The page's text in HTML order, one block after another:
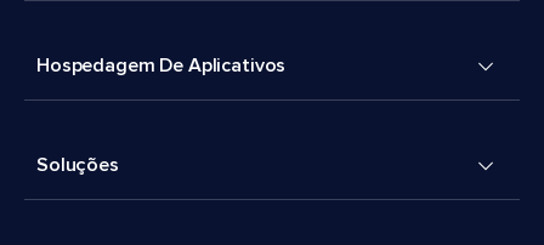
Hospedagem De Aplicativos
Soluções